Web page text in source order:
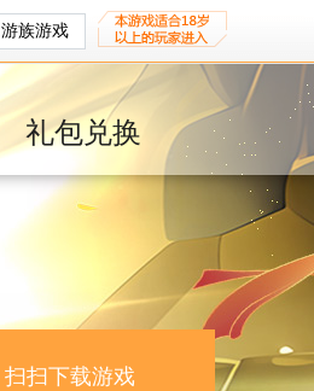
游族游戏
礼包兑换
扫扫下载游戏